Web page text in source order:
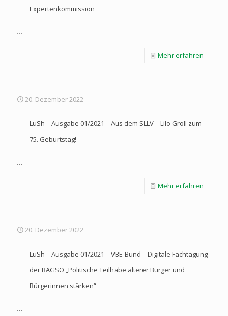
Expertenkommission
…
Mehr erfahren
20. Dezember 2022
LuSh – Ausgabe 01/2021 – Aus dem SLLV – Lilo Groll zum
75. Geburtstag!
…
Mehr erfahren
20. Dezember 2022
LuSh – Ausgabe 01/2021 – VBE-Bund – Digitale Fachtagung
der BAGSO „Politische Teilhabe älterer Bürger und
Bürgerinnen stärken“
…